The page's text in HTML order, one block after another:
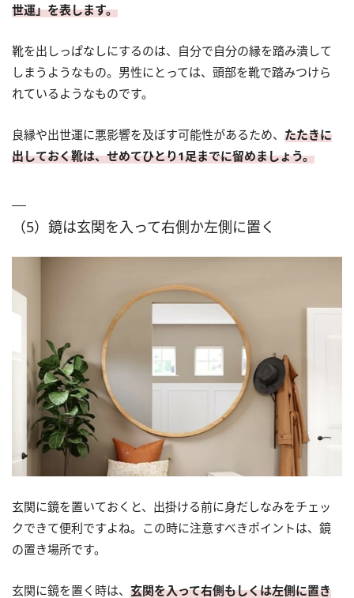
世運」を表します。
靴を出しっぱなしにするのは、自分で自分の縁を踏み潰して
しまうようなもの。男性にとっては、頭部を靴で踏みつけら
れているようなものです。
良縁や出世運に悪影響を及ぼす可能性があるため、 たたきに
出しておく靴は、せめてひとり1足までに留めましょう。
（5）鏡は玄関を入って右側か左側に置く
玄関に鏡を置いておくと、出掛ける前に身だしなみをチェッ
クできて便利ですよね。この時に注意すべきポイントは、鏡
の置き場所です。
玄関に鏡を置く時は、 玄関を入って右側もしくは左側に置き